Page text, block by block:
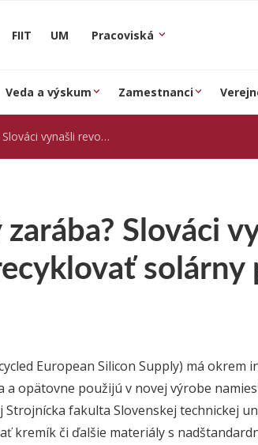
FIIT UM Pracoviská
Veda a výskum Zamestnanci
ako recyklovať solárny panel [zive.sk]
Slováci
solárny
European Silicon Supply) má
a opätovne použijú v novej výrobe
fakulta Slovenskej technickej
kremík či ďalšie materiály s